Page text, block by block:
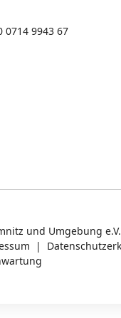
0714 9943 67
und Umgebung
|